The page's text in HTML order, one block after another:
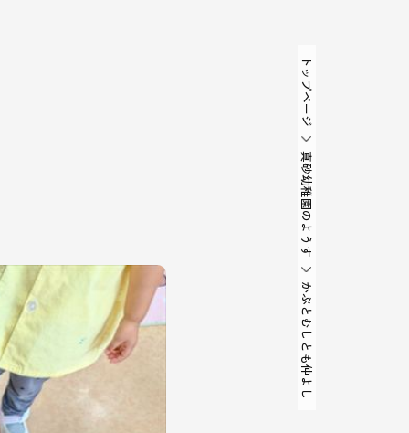
トップページ
真砂幼稚園のようす
かぶとむしとも仲よし